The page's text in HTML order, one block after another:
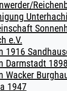
e.V.
1916
Darmstadt
Wacker
1947